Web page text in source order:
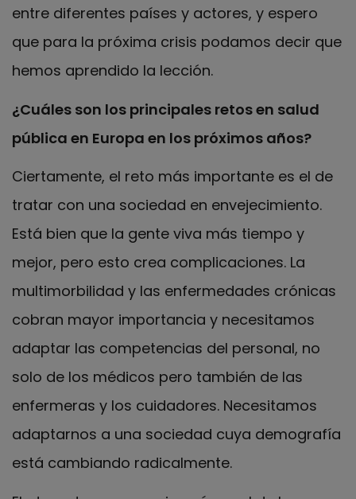
entre diferentes países y actores, y espero
que para la próxima crisis podamos decir que
hemos aprendido la lección.
¿Cuáles son los principales retos en salud
pública en Europa en los próximos años?
Ciertamente, el reto más importante es el de
tratar con una sociedad en envejecimiento.
Está bien que la gente viva más tiempo y
mejor, pero esto crea complicaciones. La
multimorbilidad y las enfermedades crónicas
cobran mayor importancia y necesitamos
adaptar las competencias del personal, no
solo de los médicos pero también de las
enfermeras y los cuidadores. Necesitamos
adaptarnos a una sociedad cuya demografía
está cambiando radicalmente.